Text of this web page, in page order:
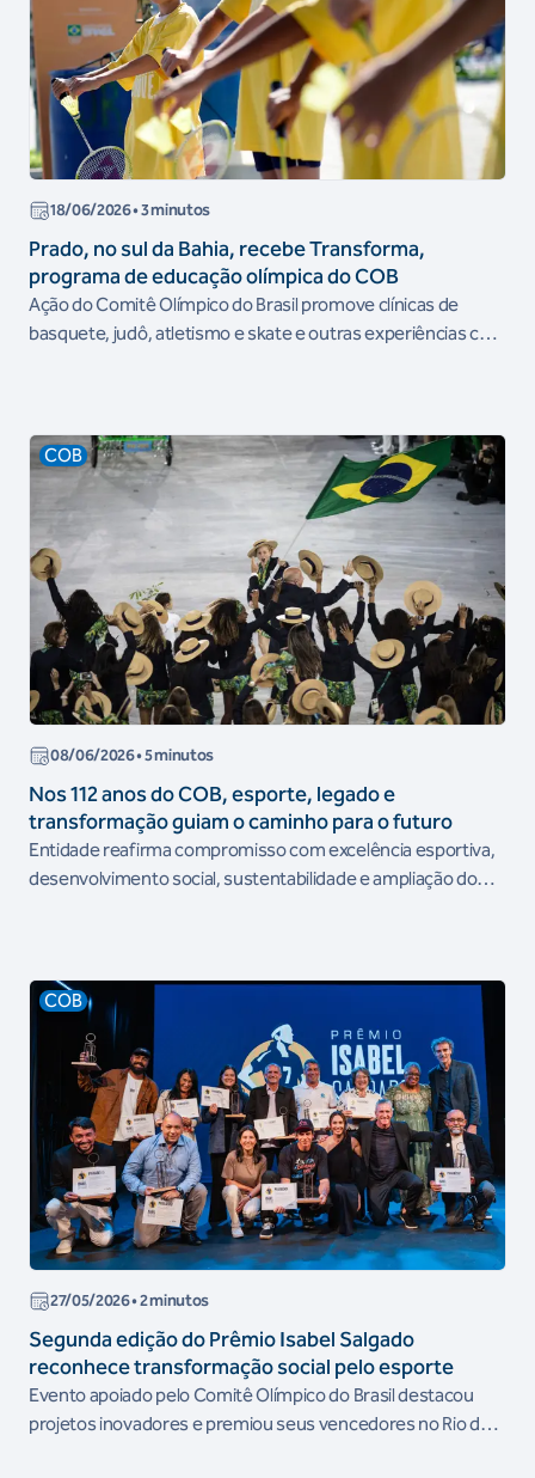
18/06/2026• 3 minutos
Prado, no sul da Bahia, recebe Transforma,
programa de educação olímpica do COB
Ação do Comitê Olímpico do Brasil promove clínicas de
basquete, judô, atletismo e skate e outras experiências com
COB
08/06/2026• 5 minutos
Nos 112 anos do COB, esporte, legado e
transformação guiam o caminho para o futuro
Entidade reafirma compromisso com excelência esportiva,
desenvolvimento social, sustentabilidade e ampliação do
COB
27/05/2026• 2 minutos
Segunda edição do Prêmio Isabel Salgado
reconhece transformação social pelo esporte
Evento apoiado pelo Comitê Olímpico do Brasil destacou
projetos inovadores e premiou seus vencedores no Rio de